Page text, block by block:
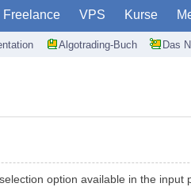
Freelance VPS Kurse
Algotrading-Buch Das
option available in the input